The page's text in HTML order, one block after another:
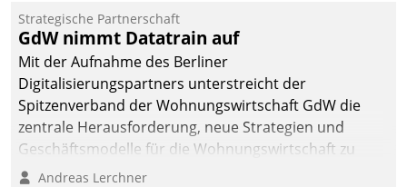
Unternehmen.
Strategische Partnerschaft
GdW nimmt Datatrain auf
Mit der Aufnahme des Berliner
Digitalisierungspartners unterstreicht der
Spitzenverband der Wohnungswirtschaft GdW die
zentrale Herausforderung, neue Strategien und
Geschäftsmodelle für die Wohnungswirtschaft zu
entwickeln.
Andreas Lerchner